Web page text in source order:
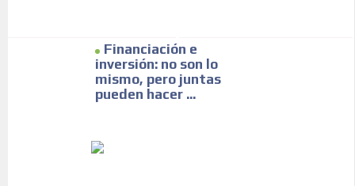
Financiación e
inversión: no son lo
mismo, pero juntas
pueden hacer ...